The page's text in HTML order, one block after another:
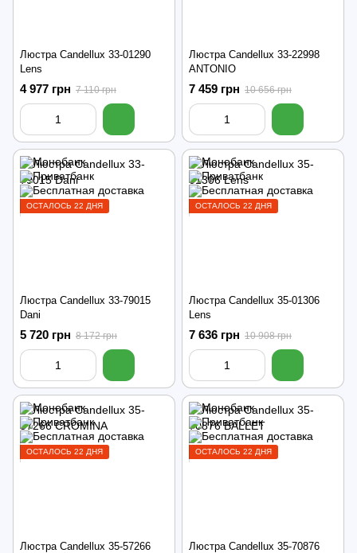
Люстра Candellux 33-01290
Lens
4 977 грн 7 110 грн
Люстра Candellux 33-22998
ANTONIO
7 459 грн 10 656 грн
ОСТАЛОСЬ 22 ДНЯ
Люстра Candellux 33-79015
Dani
5 720 грн 8 172 грн
ОСТАЛОСЬ 22 ДНЯ
Люстра Candellux 35-01306
Lens
7 636 грн 10 908 грн
ОСТАЛОСЬ 22 ДНЯ
Люстра Candellux 35-57266
ОСТАЛОСЬ 22 ДНЯ
Люстра Candellux 35-70876